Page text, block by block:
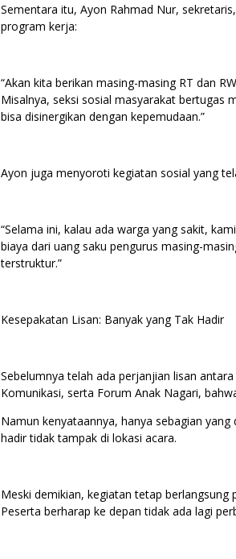
Sementara itu, Ayon Rahmad Nur,
program kerja:
“Akan kita berikan masing-masing RT dan
Misalnya, seksi sosial masyarakat bertugas
bisa disinergikan dengan kepemudaan.”
Ayon juga menyoroti kegiatan sosial yang
“Selama ini, kalau ada warga yang sakit,
biaya dari uang saku pengurus masing-
terstruktur.”
Kesepakatan Lisan: Banyak yang Tak Hadir
Sebelumnya telah ada perjanjian lisan
Komunikasi, serta Forum Anak Nagari,
Namun kenyataannya, hanya sebagian
hadir tidak tampak di lokasi acara.
Meski demikian, kegiatan tetap berlangsung
Peserta berharap ke depan tidak ada lagi